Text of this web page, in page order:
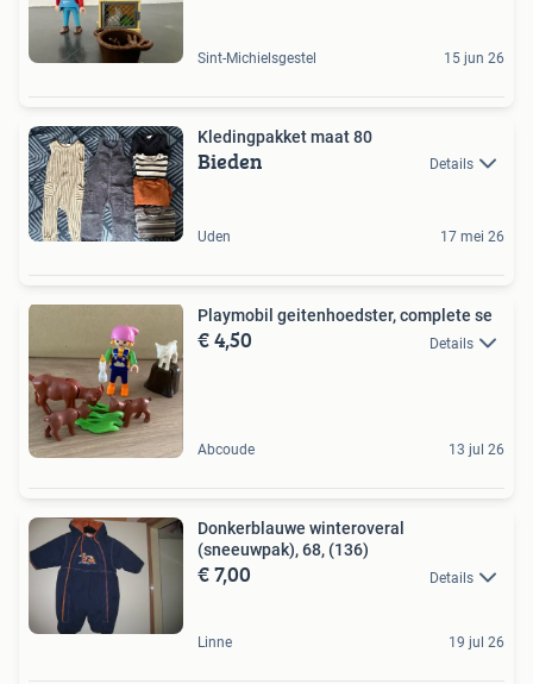
Sint-Michielsgestel 15 jun 26
Kledingpakket maat 80
Bieden Details
Uden 17 mei 26
Playmobil geitenhoedster, complete se
€ 4,50 Details
Abcoude 13 jul 26
Donkerblauwe winteroveral
(sneeuwpak), 68, (136)
€ 7,00 Details
Linne 19 jul 26